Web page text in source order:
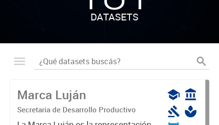
DATASETS
Marca Luján
Secretaria de Desarrollo Productivo